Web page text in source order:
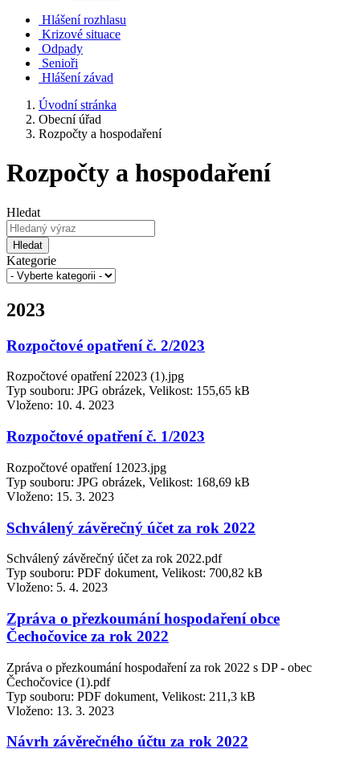
Hlášení rozhlasu
Krizové situace
Odpady
Senioři
Hlášení závad
Úvodní stránka
Obecní úřad
Rozpočty a hospodaření
Rozpočty a hospodaření
Hledat
Hledat
Kategorie
2023
Rozpočtové opatření č. 2/2023
Rozpočtové opatření 22023 (1).jpg
Typ souboru: JPG obrázek, Velikost: 155,65 kB
Vloženo: 10. 4. 2023
Rozpočtové opatření č. 1/2023
Rozpočtové opatření 12023.jpg
Typ souboru: JPG obrázek, Velikost: 168,69 kB
Vloženo: 15. 3. 2023
Schválený závěrečný účet za rok 2022
Schválený závěrečný účet za rok 2022.pdf
Typ souboru: PDF dokument, Velikost: 700,82 kB
Vloženo: 5. 4. 2023
Zpráva o přezkoumání hospodaření obce
Čechočovice za rok 2022
Zpráva o přezkoumání hospodaření za rok 2022 s DP - obec
Čechočovice (1).pdf
Typ souboru: PDF dokument, Velikost: 211,3 kB
Vloženo: 13. 3. 2023
Návrh závěrečného účtu za rok 2022